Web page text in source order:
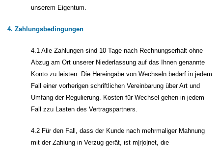
unserem Eigentum.
4. Zahlungsbedingungen
4.1 Alle Zahlungen sind 10 Tage nach Rechnungserhalt ohne
Abzug am Ort unserer Niederlassung auf das Ihnen genannte
Konto zu leisten. Die Hereingabe von Wechseln bedarf in jedem
Fall einer vorherigen schriftlichen Vereinbarung über Art und
Umfang der Regulierung. Kosten für Wechsel gehen in jedem
Fall zzu Lasten des Vertragspartners.
4.2 Für den Fall, dass der Kunde nach mehrmaliger Mahnung
mit der Zahlung in Verzug gerät, ist m|r|o|net, die